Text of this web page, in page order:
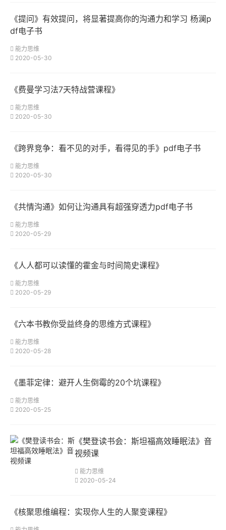
《提问》有效提问，将显著提高你的沟通力和学习 杨澜p
df电子书
能力思维
2020-05-30
《费曼学习法7天特战营课程》
能力思维
2020-05-30
《跨界竞争：看不见的对手，看得见的手》pdf电子书
能力思维
2020-05-30
《共情沟通》如何让沟通具有超强穿透力pdf电子书
能力思维
2020-05-29
《人人都可以读懂的霍金与时间简史课程》
能力思维
2020-05-29
《六本书教你受益终身的思维方式课程》
能力思维
2020-05-28
《墨菲定律：避开人生倒霉的20个坑课程》
能力思维
2020-05-25
《樊登读书会：斯坦福高效睡眠法》音
视频课
能力思维
2020-05-24
《核聚思维编程：实现你人生的人聚变课程》